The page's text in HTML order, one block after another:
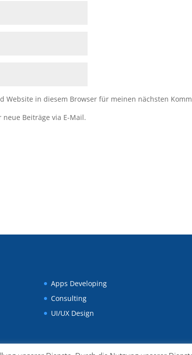
Website in diesem Browser für meinen nächsten
Beiträge via E-Mail.
Apps Developing
Consulting
UI/UX Design